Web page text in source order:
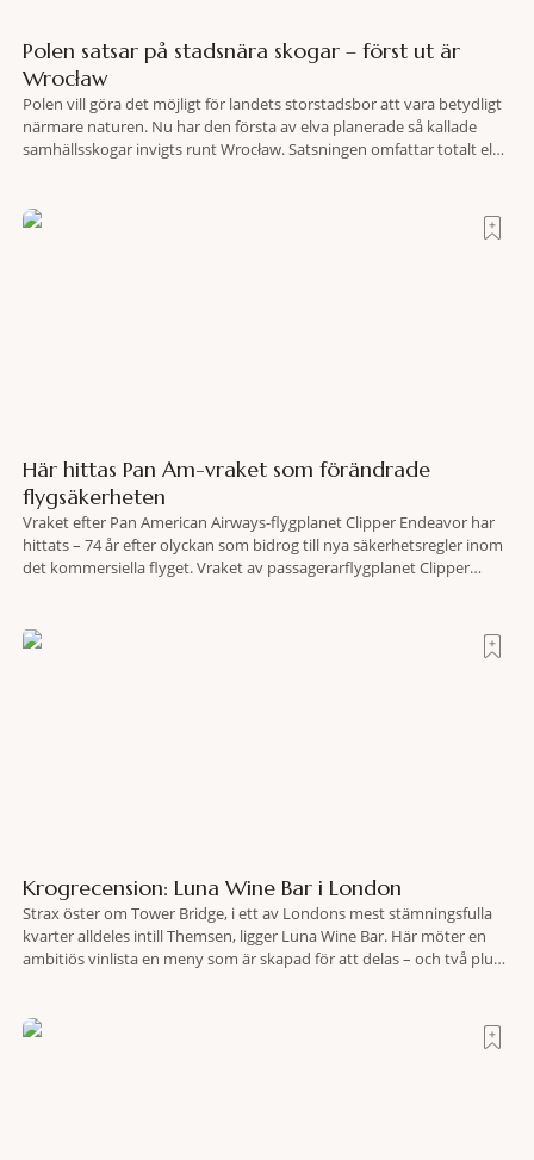
Polen satsar på stadsnära skogar – först ut är
Wrocław
Polen vill göra det möjligt för landets storstadsbor att vara betydligt
närmare naturen. Nu har den första av elva planerade så kallade
samhällsskogar invigts runt Wrocław. Satsningen omfattar totalt elva
fler människor ska kunna promenera, motionera
Här hittas Pan Am-vraket som förändrade
flygsäkerheten
Vraket efter Pan American Airways-flygplanet Clipper Endeavor har
hittats – 74 år efter olyckan som bidrog till nya säkerhetsregler inom
det kommersiella flyget. Vraket av passagerarflygplanet Clipper
lokaliserades den 2 juni i år med hjälp
Krogrecension: Luna Wine Bar i London
Strax öster om Tower Bridge, i ett av Londons mest stämningsfulla
kvarter alldeles intill Themsen, ligger Luna Wine Bar. Här möter en
ambitiös vinlista en meny som är skapad för att delas – och två plus